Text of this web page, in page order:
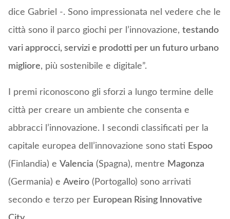
dice Gabriel -. Sono impressionata nel vedere che le
città sono il parco giochi per l’innovazione, testando
vari approcci, servizi e prodotti per un futuro urbano
migliore, più sostenibile e digitale”.
I premi riconoscono gli sforzi a lungo termine delle
città per creare un ambiente che consenta e
abbracci l’innovazione. I secondi classificati per la
capitale europea dell’innovazione sono stati Espoo
(Finlandia) e Valencia (Spagna), mentre Magonza
(Germania) e Aveiro(Portogallo) sono arrivati
secondo e terzo per European Rising Innovative